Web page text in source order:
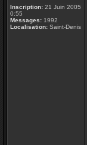
Inscription: 21 Juin 2005
0:55
Messages: 1992
Localisation: Saint-Denis